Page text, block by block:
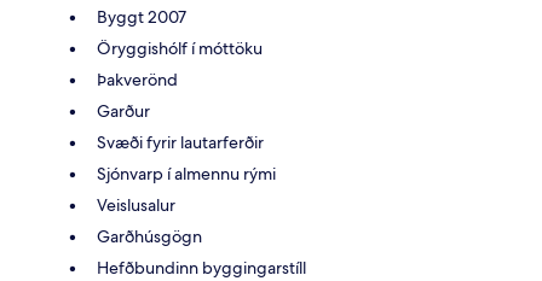
Byggt 2007
Öryggishólf í móttöku
Þakverönd
Garður
Svæði fyrir lautarferðir
Sjónvarp í almennu rými
Veislusalur
Garðhúsgögn
Hefðbundinn byggingarstíll